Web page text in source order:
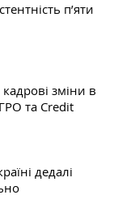
п’яти
зміни в
та Credit
дедалі